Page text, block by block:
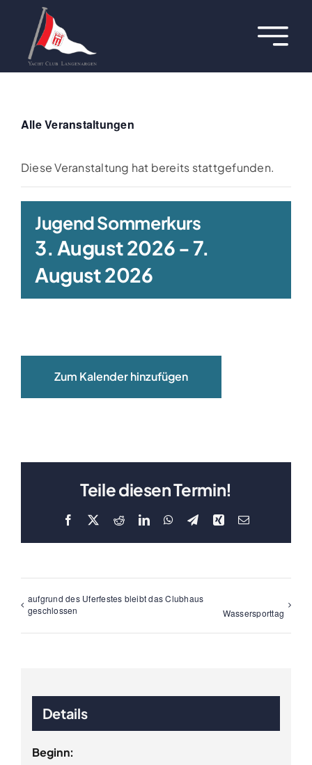
springen
Über uns
Termine
Aktuelles
Regatten
Hafen
Jugend
Clubhaus
Alle Veranstaltungen
Diese Veranstaltung hat bereits stattgefunden.
Jugend Sommerkurs
3. August 2026 -7.
August 2026
Zum Kalender hinzufügen
Teile diesen Termin!
Facebook RedditLinkedInWhatsApp
Telegram
Xing E-
aufgrund des Uferfestes bleibt das Clubhaus
geschlossen
Wassersporttag
Details
Beginn: